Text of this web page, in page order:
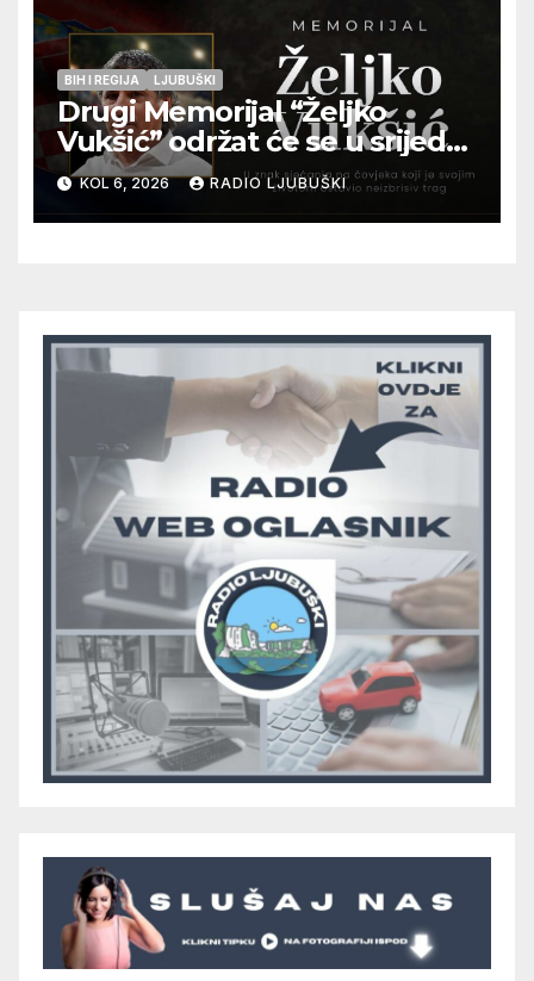
BIH I REGIJA LJUBUŠKI
Drugi Memorijal “Željko
Vukšić” održat će se u srijedu
12. kolovoza u Otoku
KOL 6, 2026 RADIO LJUBUŠKI